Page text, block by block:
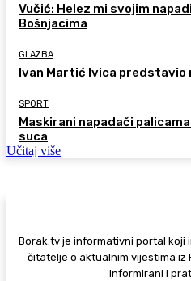
Vučić: Helez mi svojim
Bošnjacima
GLAZBA
Ivan Martić Ivica predstavio
SPORT
Maskirani napadači
suca
Učitaj više
Borak.tv je informativni portal koji
čitatelje o aktualnim vijestima iz
informirani i